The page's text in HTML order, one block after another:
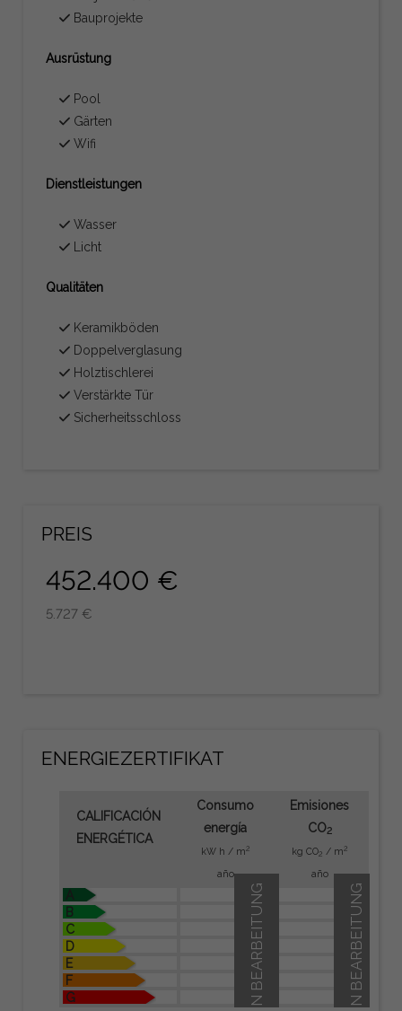
Bauprojekte
Ausrüstung
Pool
Gärten
Wifi
Dienstleistungen
Wasser
Licht
Qualitäten
Keramikböden
Doppelverglasung
Holztischlerei
Verstärkte Tür
Sicherheitsschloss
PREIS
452.400 €
5.727 €
ENERGIEZERTIFIKAT
CALIFICACIÓN
ENERGÉTICA
Consumo
energía
kW h / m2
año
Emisiones
CO2
kg CO2 / m2
año
A
B
C
D
E
F
G
IN BEARBEITUNG
IN BEARBEITUNG